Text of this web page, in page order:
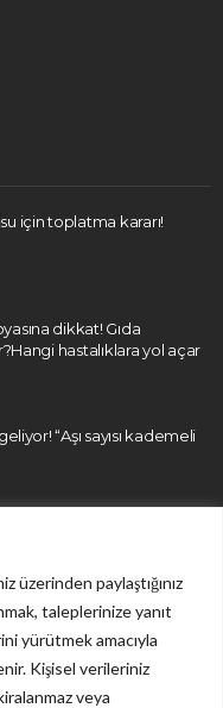
üzerinden paylaştığınız
taleplerinize yanıt
yürütmek amacıyla
Kişisel verileriniz
veya
için toplatma kararı!
dikkat! Gıda
hastalıklara yol açar
“Aşı sayısı kademeli